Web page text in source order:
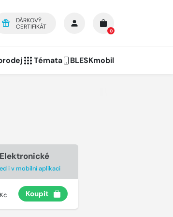
DÁRKOVÝ
CERTIFIKÁT
0
Témata BLESKmobil
Elektronické
i v mobilní aplikaci
Kč Koupit